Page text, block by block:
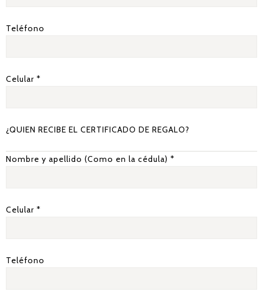
Teléfono
Celular *
¿QUIEN RECIBE EL CERTIFICADO DE REGALO?
Nombre y apellido (Como en la cédula) *
Celular *
Teléfono